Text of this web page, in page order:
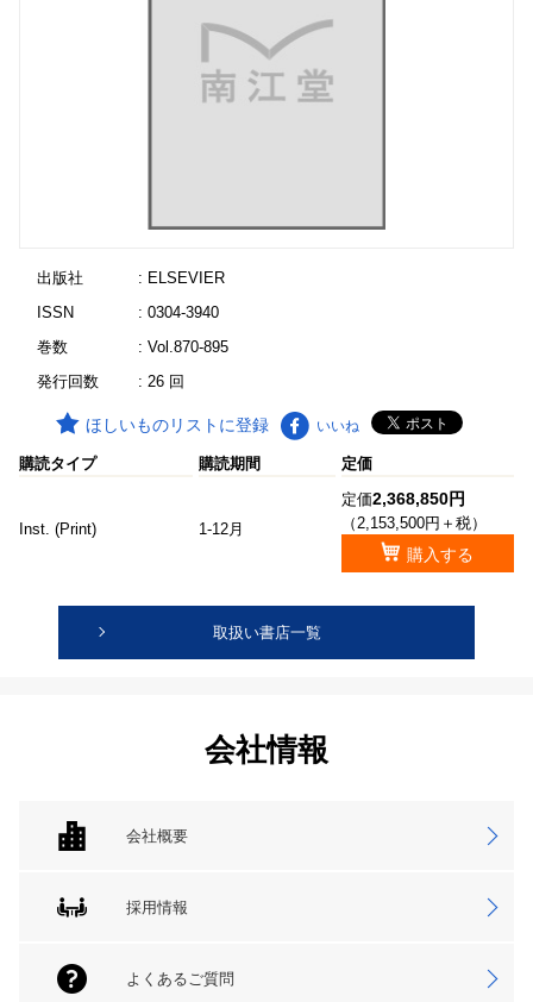
出版社
: ELSEVIER
ISSN
: 0304-3940
巻数
: Vol.870-895
発行回数
: 26 回
ほしいものリストに登録 いいね
購読タイプ 購読期間 定価
Inst. (Print) 1-12月
定価2,368,850円
（2,153,500円＋税）
購入する
取扱い書店一覧
会社情報
会社概要
採用情報
よくあるご質問